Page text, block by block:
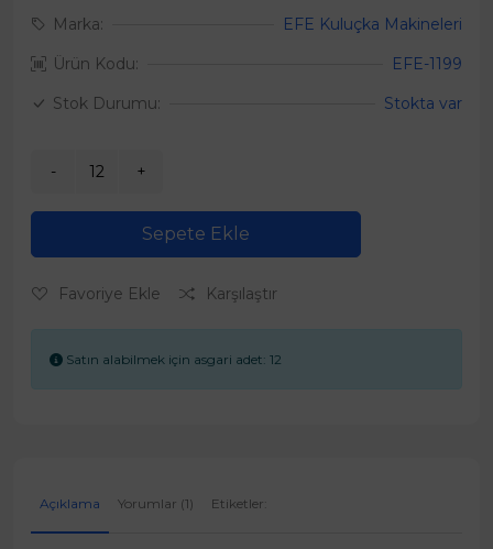
Marka:
EFE Kuluçka Makineleri
Ürün Kodu:
EFE-1199
Stok Durumu:
Stokta var
Sepete Ekle
Favoriye Ekle Karşılaştır
Satın alabilmek için asgari adet: 12
Açıklama Yorumlar (1) Etiketler: